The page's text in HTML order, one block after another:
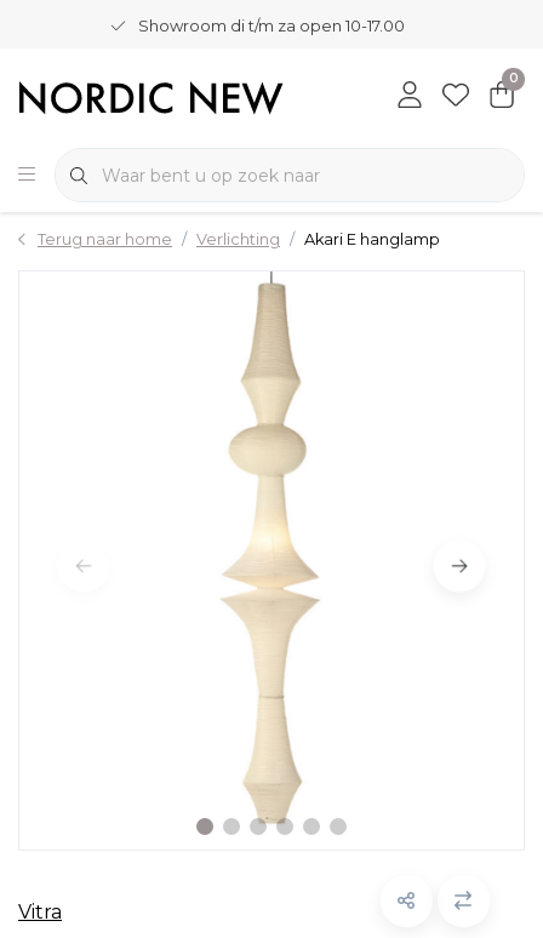
Showroom di t/m za open 10-17.00
0
Terug naar home Verlichting Akari E hanglamp
Vitra